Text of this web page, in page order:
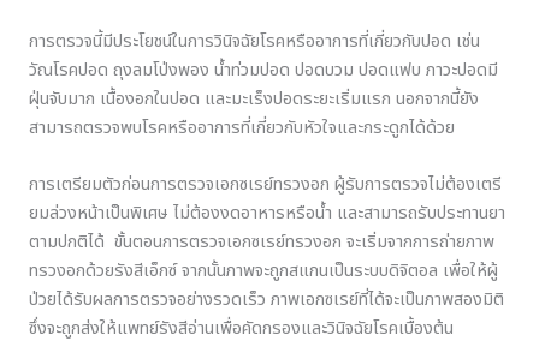
การตรวจนี้มีประโยชน์ในการวินิจฉัยโรคหรืออาการที่เกี่ยวกับปอด เช่น
วัณโรคปอด ถุงลมโป่งพอง น้ำท่วมปอด ปอดบวม ปอดแฟบ ภาวะปอดมี
ฝุ่นจับมาก เนื้องอกในปอด และมะเร็งปอดระยะเริ่มแรก นอกจากนี้ยัง
สามารถตรวจพบโรคหรืออาการที่เกี่ยวกับหัวใจและกระดูกได้ด้วย
การเตรียมตัวก่อนการตรวจเอกซเรย์ทรวงอก ผู้รับการตรวจไม่ต้องเตรี
ยมล่วงหน้าเป็นพิเศษ ไม่ต้องงดอาหารหรือน้ำ และสามารถรับประทานยา
ตามปกติได้ ขั้นตอนการตรวจเอกซเรย์ทรวงอก จะเริ่มจากการถ่ายภาพ
ทรวงอกด้วยรังสีเอ็กซ์ จากนั้นภาพจะถูกสแกนเป็นระบบดิจิตอล เพื่อให้ผู้
ป่วยได้รับผลการตรวจอย่างรวดเร็ว ภาพเอกซเรย์ที่ได้จะเป็นภาพสองมิติ
ซึ่งจะถูกส่งให้แพทย์รังสีอ่านเพื่อคัดกรองและวินิจฉัยโรคเบื้องต้น